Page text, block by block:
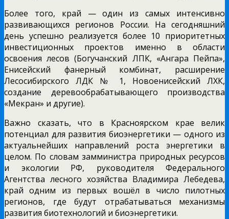
Более того, край — один из самых интенсивно
развивающихся регионов России. На сегодняшний
день успешно реализуется более 10 приоритетных
инвестиционных проектов именно в области
освоения лесов (Богучанский ЛПК, «Ангара Пейпа»,
Енисейский фанерный комбинат, расширение
Лесосибирского ЛДК № 1, Новоенисейский ЛХК,
создание деревообрабатывающего производства
«Мекран» и другие).
Важно сказать, что в Красноярском крае велик
потенциал для развития биоэнергетики — одного из
актуальнейших направлений роста энергетики в
целом. По словам замминистра природных ресурсов
и экологии РФ, руководителя Федерального
Агентства лесного хозяйства Владимира Лебедева,
край одним из первых вошёл в число пилотных
регионов, где будут отрабатываться механизмы
развития биотехнологий и биоэнергетики.